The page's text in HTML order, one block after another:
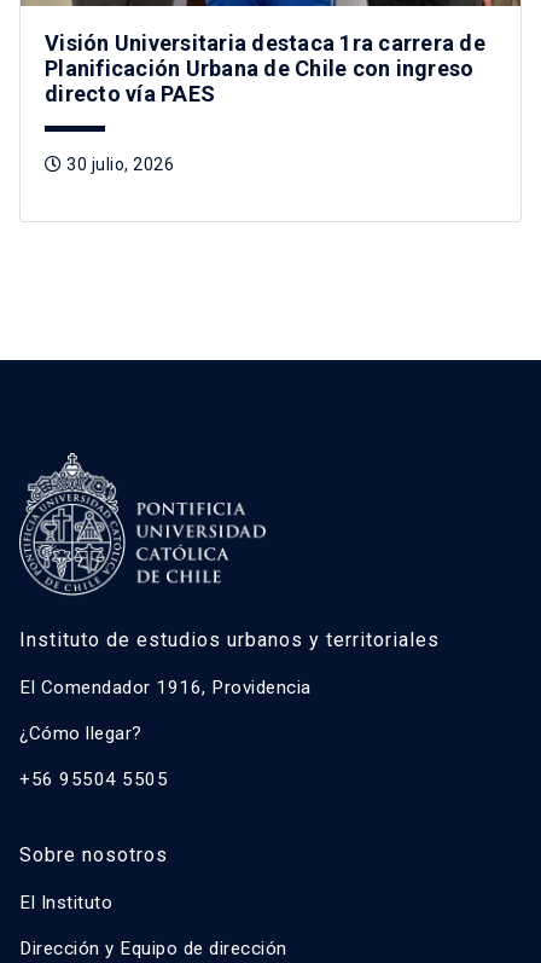
Visión Universitaria destaca 1ra carrera de
Planificación Urbana de Chile con ingreso
directo vía PAES
30 julio, 2026
Instituto de estudios urbanos y territoriales
El Comendador 1916, Providencia
¿Cómo llegar?
+56 95504 5505
Sobre nosotros
El Instituto
Dirección y Equipo de dirección